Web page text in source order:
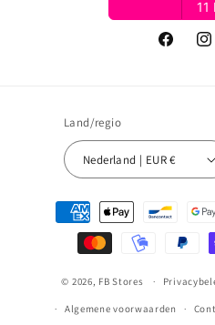
Facebook
Land/regio
Nederland | EUR €
Betaalmethoden
© 2026, FB Stores
Algemene voorwaarden